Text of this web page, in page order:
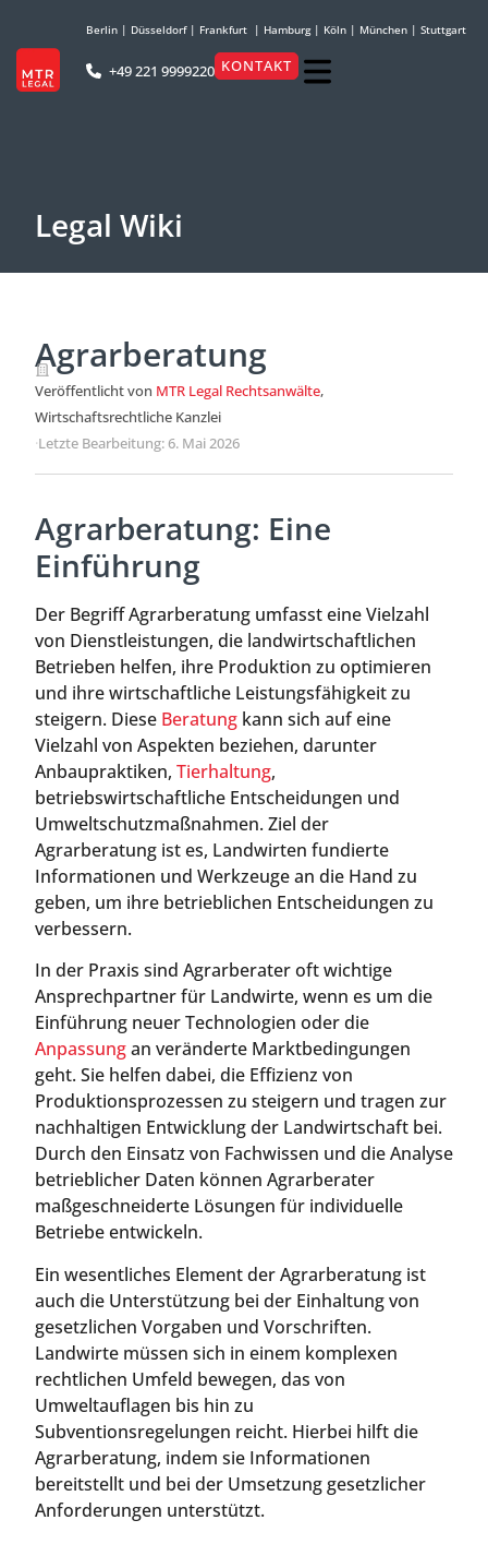
Berlin | Düsseldorf| Frankfurt | Hamburg| Köln | München | Stuttgart
+49 221 9999220 KONTAKT
Legal Wiki
Agrarberatung
Veröffentlicht von MTR Legal Rechtsanwälte,
Wirtschaftsrechtliche Kanzlei
·Letzte Bearbeitung: 6. Mai 2026
Agrarberatung: Eine
Einführung
Der Begriff Agrarberatung umfasst eine Vielzahl
von Dienstleistungen, die landwirtschaftlichen
Betrieben helfen, ihre Produktion zu optimieren
und ihre wirtschaftliche Leistungsfähigkeit zu
steigern. Diese Beratung kann sich auf eine
Vielzahl von Aspekten beziehen, darunter
Anbaupraktiken, Tierhaltung,
betriebswirtschaftliche Entscheidungen und
Umweltschutzmaßnahmen. Ziel der
Agrarberatung ist es, Landwirten fundierte
Informationen und Werkzeuge an die Hand zu
geben, um ihre betrieblichen Entscheidungen zu
verbessern.
In der Praxis sind Agrarberater oft wichtige
Ansprechpartner für Landwirte, wenn es um die
Einführung neuer Technologien oder die
Anpassungan veränderte Marktbedingungen
geht. Sie helfen dabei, die Effizienz von
Produktionsprozessen zu steigern und tragen zur
nachhaltigen Entwicklung der Landwirtschaft bei.
Durch den Einsatz von Fachwissen und die Analyse
betrieblicher Daten können Agrarberater
maßgeschneiderte Lösungen für individuelle
Betriebe entwickeln.
Ein wesentliches Element der Agrarberatung ist
auch die Unterstützung bei der Einhaltung von
gesetzlichen Vorgaben und Vorschriften.
Landwirte müssen sich in einem komplexen
rechtlichen Umfeld bewegen, das von
Umweltauflagen bis hin zu
Subventionsregelungen reicht. Hierbei hilft die
Agrarberatung, indem sie Informationen
bereitstellt und bei der Umsetzung gesetzlicher
Anforderungen unterstützt.